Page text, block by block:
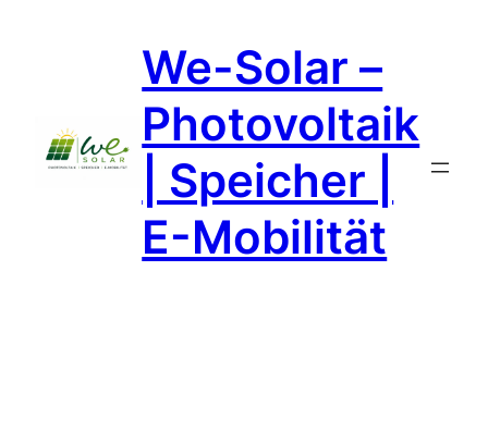
We-Solar –
Photovoltaik
| Speicher |
E-Mobilität